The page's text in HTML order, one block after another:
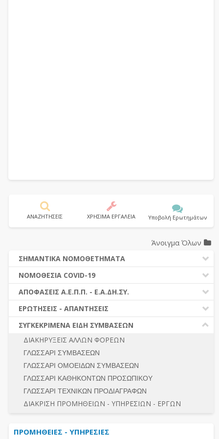
ΑΝΑΖΗΤΗΣΕΙΣ ΧΡΗΣΙΜΑ ΕΡΓΑΛΕΙΑ Υποβολή Ερωτημάτων
Άνοιγμα Όλων
ΣΗΜΑΝΤΙΚΑ ΝΟΜΟΘΕΤΗΜΑΤΑ
ΔΗΜΟΣΙΕΣ ΣΥΜΒΑΣΕΙΣ (Ν. 4412/2016)
ΔΗΜΟΤΙΚΟΣ ΚΩΔΙΚΑΣ (Ν.3463/2006)
ΚΑΛΛΙΚΡΑΤΗΣ (Ν.3852/2010)
ΝΟΜΟΘΕΣΙΑ - ΝΟΜΟΛΟΓΙΑ (ΣΥΝΟΛΟ)
ΝΟΜΟΘΕΣΙΑ COVID-19
ΝΟΜΟΘΕΣΙΑ - ΝΟΜΟΛΟΓΙΑ COVID -19
ΕΡΩΤΗΣΕΙΣ - ΑΠΑΝΤΗΣΕΙΣ
ΑΠΟΦΑΣΕΙΣ Α.Ε.Π.Π. - Ε.Α.ΔΗ.ΣΥ.
ΠΡΟΔΙΚΑΣΤΙΚΗ ΠΡΟΣΦΥΓΗ
ΓΕΝΙΚΟΙ ΚΑΝΟΝΕΣ
ΔΙΚΑΙΟΥΜΕΝΟΙ ΣΥΜΜΕΤΟΧΗΣ
ΠΡΟΣΦΟΡΕΣ – ΔΙΚΑΙΟΛΟΓΗΤΙΚΑ ΣΥΜΜΕΤΟΧΗΣ
ΔΙΕΞΑΓΩΓΗ ΔΙΑΔΙΚΑΣΙΑΣ
ΕΣΗΔΗΣ – ΚΗΜΔΗΣ
ΠΕΡΙΛΗΨΕΙΣ ΑΠΟΦΑΣΕΩΝ Α.Ε.Π.Π. - Ε.Α.ΔΗ.ΣΥ.
ΣΥΝΟΛΟ
ΕΡΩΤΗΣΕΙΣ - ΑΠΑΝΤΗΣΕΙΣ
Ν. 4782/2021 - ΤΡΟΠΟΠΟΙΗΣΗ 4412/2016
ΔΙΕΞΑΓΩΓΗ ΔΙΑΔΙΚΑΣΙΑΣ
ΔΙΑΔΙΚΑΣΙΕΣ ΑΝΑΘΕΣΗΣ
ΓΕΝΙΚΟΙ ΚΑΝΟΝΕΣ
ΠΡΟΕΤΟΙΜΑΣΙΑ - ΔΗΜΟΣΙΟΤΗΤΑ
ΛΟΓΟΙ ΑΠΟΚΛΕΙΣΜΟΥ-ΔΙΚΑΙΟΥΜΕΝΟΙ ΣΥΜΜΕΤΟΧΗΣ
ΠΡΟΣΦΟΡΕΣ - ΔΙΚΑΙΟΛΟΓΗΤΙΚΑ ΣΥΜΜΕΤΟΧΗΣ
ΣΥΓΚΕΚΡΙΜΕΝΑ ΕΙΔΗ ΣΥΜΒΑΣΕΩΝ
ΔΙΑΚΗΡΥΞΕΙΣ ΑΛΛΩΝ ΦΟΡΕΩΝ
ΓΛΩΣΣΑΡΙ ΣΥΜΒΑΣΕΩΝ
ΓΛΩΣΣΑΡΙ ΟΜΟΕΙΔΩΝ ΣΥΜΒΑΣΕΩΝ
ΓΛΩΣΣΑΡΙ ΚΑΘΗΚΟΝΤΩΝ ΠΡΟΣΩΠΙΚΟΥ
ΓΛΩΣΣΑΡΙ ΤΕΧΝΙΚΩΝ ΠΡΟΔΙΑΓΡΑΦΩΝ
ΔΙΑΚΡΙΣΗ ΠΡΟΜΗΘΕΙΩΝ - ΥΠΗΡΕΣΙΩΝ - ΕΡΓΩΝ
ΠΡΟΜΗΘΕΙΕΣ - ΥΠΗΡΕΣΙΕΣ